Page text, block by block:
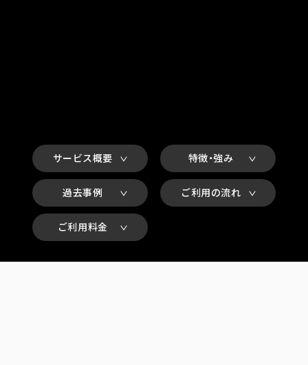
サービス概要 特徴・強み
過去事例 ご利用の流れ
ご利用料金